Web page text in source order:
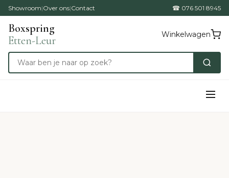
Showroom|Over ons|Contact ☎ 076 501 8945
Boxspring
Etten-Leur
Winkelwagen